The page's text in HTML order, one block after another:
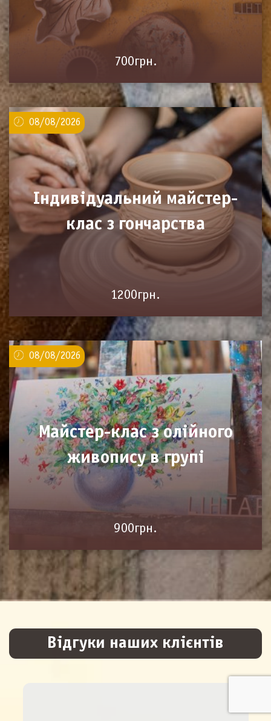
700грн.
08/08/2026
Індивідуальний майстер-
клас з гончарства
1200грн.
08/08/2026
Майстер-клас з олійного
живопису в групі
900грн.
Відгуки наших клієнтів